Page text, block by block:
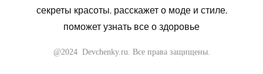
секреты красоты, расскажет о моде и стиле,
поможет узнать все о здоровье
@2024 Devchenky.ru. Все права защищены.